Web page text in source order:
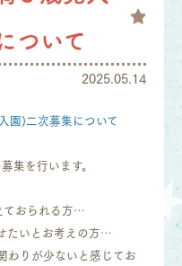
ついて
2025.05.14
園)二次募集について
集を行います。
ておられる方…
たいとお考えの方…
わりが少ないと感じてお